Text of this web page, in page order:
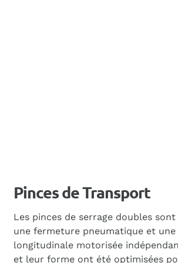
Pinces de Transport
Les pinces de serrage doubles sont
une fermeture pneumatique et
longitudinale motorisée
et leur forme ont été optimisées